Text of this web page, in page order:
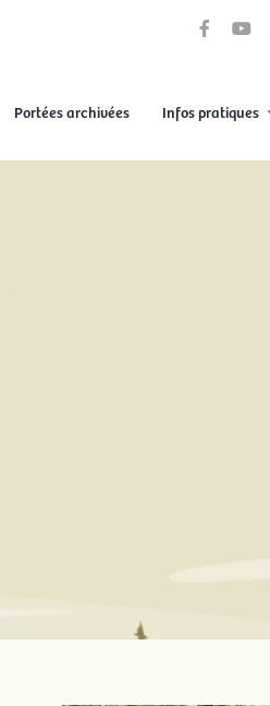
Portées archivées Infos pratiques